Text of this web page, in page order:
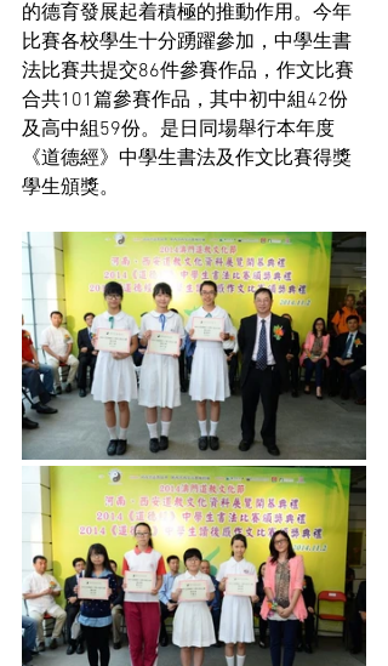
的德育發展起着積極的推動作用。今年
比賽各校學生十分踴躍參加，中學生書
法比賽共提交86件參賽作品，作文比賽
合共101 篇參賽作品，其中初中組42份
及高中組59份。 是日 同場舉行本年度
《道德經》中學生書法及作文比賽得獎
學生頒獎。